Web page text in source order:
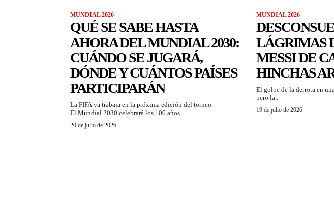
MUNDIAL 2026
QUÉ SE SABE HASTA
AHORA DEL MUNDIAL 2030:
CUÁNDO SE JUGARÁ,
DÓNDE Y CUÁNTOS PAÍSES
PARTICIPARÁN
La FIFA ya trabaja en la próxima edición del torneo.
El Mundial 2030 celebrará los 100 años...
20 de julio de 2026
MUNDIAL 2026
LÁGRIMAS
MESSI DE
HINCHAS
El golpe de la derrota en
pero la...
19 de julio de 2026